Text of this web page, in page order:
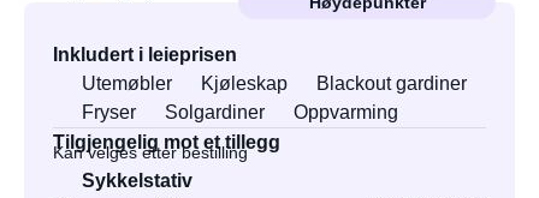
Inkludert i leieprisen
Utemøbler
Kjøleskap
Blackout gardiner
Fryser
Solgardiner
Oppvarming
Tilgjengelig mot et tillegg
Kan velges etter bestilling
Sykkelstativ